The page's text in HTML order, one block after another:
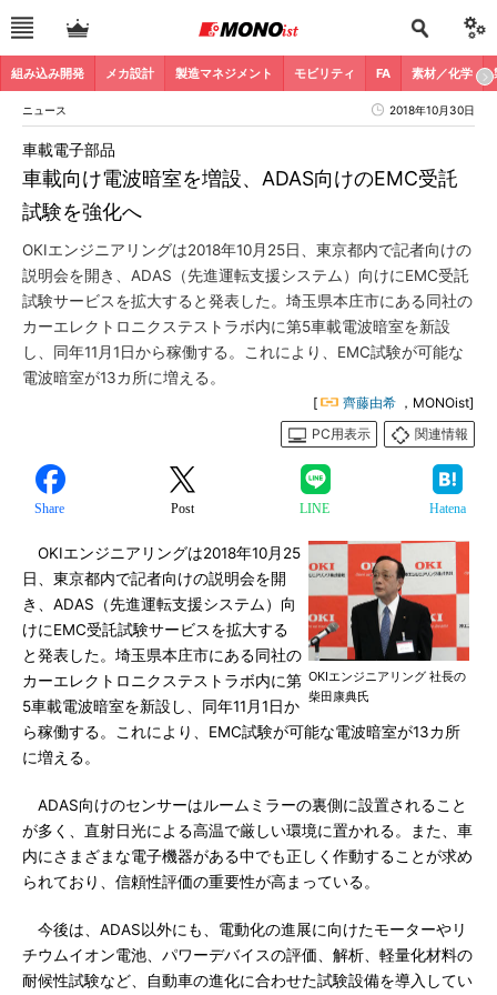
組み込み開発 メカ設計 製造マネジメント モビリティ FA 素材／化学
ニュース 2018年10月30日
車載向け電波暗室を増設、ADAS向けのEMC受託
試験を強化へ
車載電子部品
OKIエンジニアリングは2018年10月25日、東京都内で記者向けの
説明会を開き、ADAS（先進運転支援システム）向けにEMC受託
試験サービスを拡大すると発表した。埼玉県本庄市にある同社の
カーエレクトロニクステストラボ内に第5車載電波暗室を新設
し、同年11月1日から稼働する。これにより、EMC試験が可能な
電波暗室が13カ所に増える。
[ 齊藤由希 ，MONOist]
PC用表示
関連情報
Share Post LINE Hatena
OKIエンジニアリング 社長の
柴田康典氏
OKIエンジニアリングは2018年10月25
日、東京都内で記者向けの説明会を開
き、ADAS（先進運転支援システム）向
けにEMC受託試験サービスを拡大する
と発表した。埼玉県本庄市にある同社の
カーエレクトロニクステストラボ内に第
5車載電波暗室を新設し、同年11月1日か
ら稼働する。これにより、EMC試験が可能な電波暗室が13カ所
に増える。
ADAS向けのセンサーはルームミラーの裏側に設置されること
が多く、直射日光による高温で厳しい環境に置かれる。また、車
内にさまざまな電子機器がある中でも正しく作動することが求め
られており、信頼性評価の重要性が高まっている。
今後は、ADAS以外にも、電動化の進展に向けたモーターやリ
チウムイオン電池、パワーデバイスの評価、解析、軽量化材料の
耐候性試験など、自動車の進化に合わせた試験設備を導入してい